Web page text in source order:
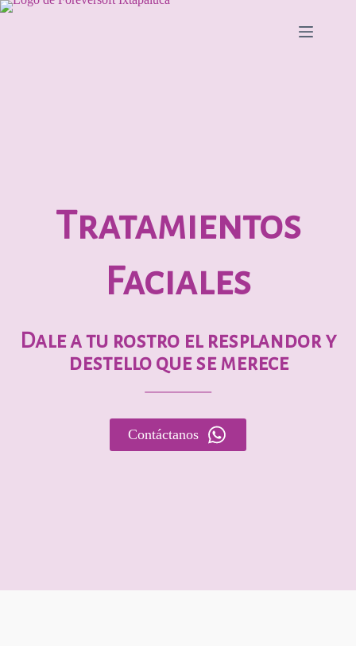
Saltar
Tratamientos
Faciales
Dale a tu rostro el resplandor y
destello que se merece
Contáctanos